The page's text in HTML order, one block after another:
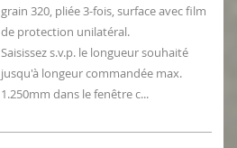
grain 320, pliée 3-fois, surface avec film
de protection unilatéral.
Saisissez s.v.p. le longueur souhaité
jusqu'à longeur commandée max.
1.250mm dans le fenêtre c...